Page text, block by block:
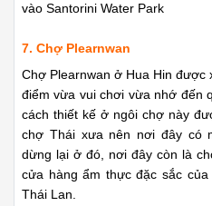
vào Santorini Water Park
7. Chợ Plearnwan
Chợ Plearnwan ở Hua Hin
điểm vừa vui chơi vừa nhớ đến
cách thiết kế ở ngôi chợ này
chợ Thái xưa nên nơi đây có
dừng lại ở đó, nơi đây còn là
cửa hàng ẩm thực đặc sắc
Thái Lan.